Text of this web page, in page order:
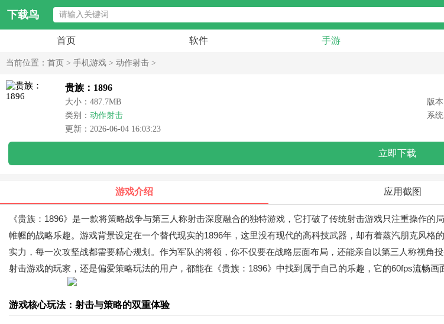
下载鸟
首页 软件 手游
当前位置： 首页 > 手机游戏 > 动作射击 >
贵族：1896
大小：487.7MB
版
类别： 动作射击
系
更新：2026-06-04 16:03:23
立即下载
游戏介绍 应用截图
《贵族：1896》是一款将策略战争与第三人称射击深度融合的独特游戏，它打破了传统射击游戏只注重操作
帷幄的战略乐趣。游戏背景设定在一个替代现实的1896年，这里没有现代的高科技武器，却有着蒸汽朋克风
实力，每一次攻坚战都需要精心规划。作为军队的将领，你不仅要在战略层面布局，还能亲自以第三人称视
射击游戏的玩家，还是偏爱策略玩法的用户，都能在《贵族：1896》中找到属于自己的乐趣，它的60fps流畅
游戏核心玩法：射击与策略的双重体验